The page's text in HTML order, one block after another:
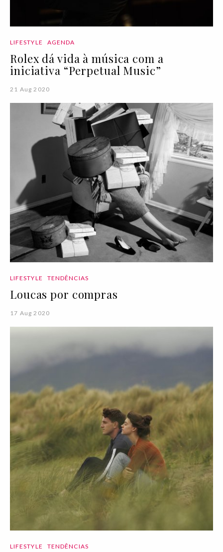
LIFESTYLE AGENDA
Rolex dá vida à música com a
iniciativa “Perpetual Music”
21 Aug 2020
LIFESTYLE TENDÊNCIAS
Loucas por compras
17 Aug 2020
LIFESTYLE TENDÊNCIAS